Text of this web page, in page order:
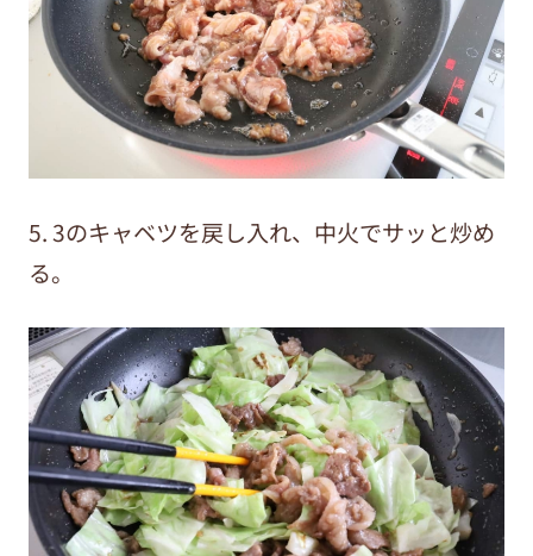
5. 3のキャベツを戻し入れ、中火でサッと炒め
る。